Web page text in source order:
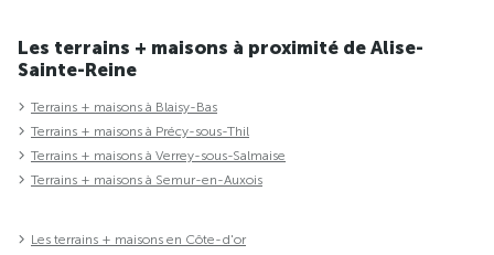
Les terrains + maisons à proximité de Alise-
Sainte-Reine
Terrains + maisons à Blaisy-Bas
Terrains + maisons à Précy-sous-Thil
Terrains + maisons à Verrey-sous-Salmaise
Terrains + maisons à Semur-en-Auxois
Les terrains + maisons en Côte-d'or